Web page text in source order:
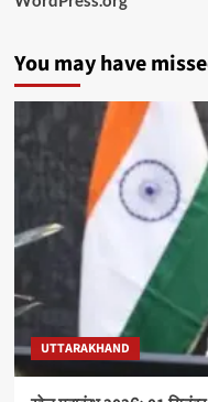
You may have
UTTARAKHAND